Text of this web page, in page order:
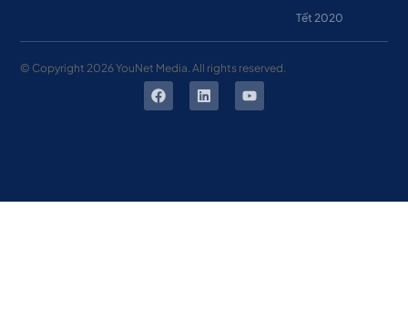
Tết 2020
© Copyright 2026YouNet Media. All rights reserved.